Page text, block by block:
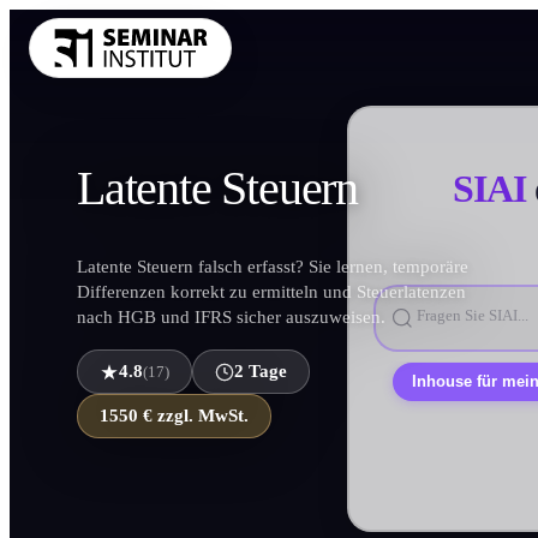
KI und
Projekt und
Personal und
Finanzen
LatenteSteuern
Latente Steuern falsch erfasst? Sie lernen, temporäre
Differenzen korrekt zu ermitteln und Steuerlatenzen
nach HGB und IFRS sicher auszuweisen.
4.8(17) 2 Tage
1550 € zzgl. MwSt.
SIAI